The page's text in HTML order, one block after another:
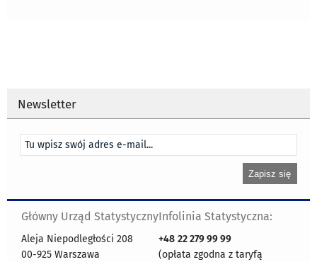
Newsletter
Główny Urząd Statystyczny
Aleja Niepodległości 208
00-925 Warszawa
Infolinia Statystyczna:
+48 22 279 99 99
(opłata zgodna z taryfą